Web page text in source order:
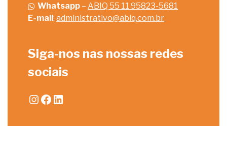
Whatsapp – ABIQ 55 11 95823-5681
E-mail: administrativo@abiq.com.br
Siga-nos nas nossas redes
sociais
Instagram
Facebook
LinkedIn